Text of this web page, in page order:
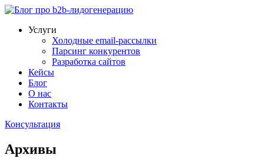
Услуги
Холодные email-рассылки
Парсинг конкурентов
Разработка сайтов
Кейсы
Блог
О нас
Контакты
Консультация
Архивы